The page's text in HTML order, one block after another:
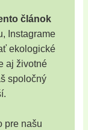
článok
Instagrame
ekologické
aj životné
spoločný
pre našu